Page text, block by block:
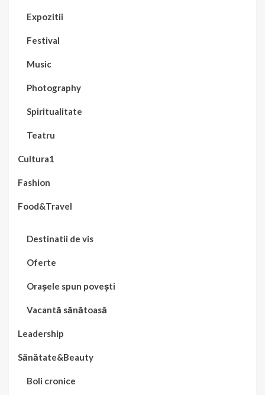
Expozitii
Festival
Music
Photography
Spiritualitate
Teatru
Cultura1
Fashion
Food&Travel
Destinatii de vis
Oferte
Orașele spun povești
Vacantă sănătoasă
Leadership
Sănătate&Beauty
Boli cronice